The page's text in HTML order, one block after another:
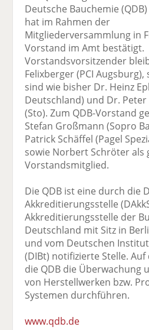
Deutsche Bauchemie (QDB)
hat im Rahmen der
Mitgliederversammlung in
Vorstand im Amt bestätigt.
Vorstandsvorsitzender
Felixberger (PCI
sind wie bisher Dr. Heinz
Deutschland) und Dr.
(Sto). Zum QDB-Vorstand
Stefan Großmann (Sopro
Patrick Schäffel (Pagel
sowie Norbert Schröter als
Vorstandsmitglied.
Die QDB ist eine durch die
Akkreditierungsstelle
Akkreditierungsstelle der
Deutschland mit Sitz in
und vom Deutschen
(DIBt) notifizierte Stelle. Auf
die QDB die Überwachung
von Herstellwerken bzw.
Systemen durchführen.
www.qdb.de